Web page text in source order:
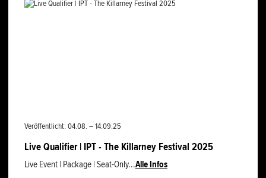
Veröffentlicht: 04.08. – 14.09.25
Live Qualifier | IPT - The Killarney Festival 2025
Live Event | Package | Seat-Only...Alle Infos